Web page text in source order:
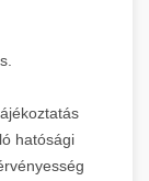
hatósági